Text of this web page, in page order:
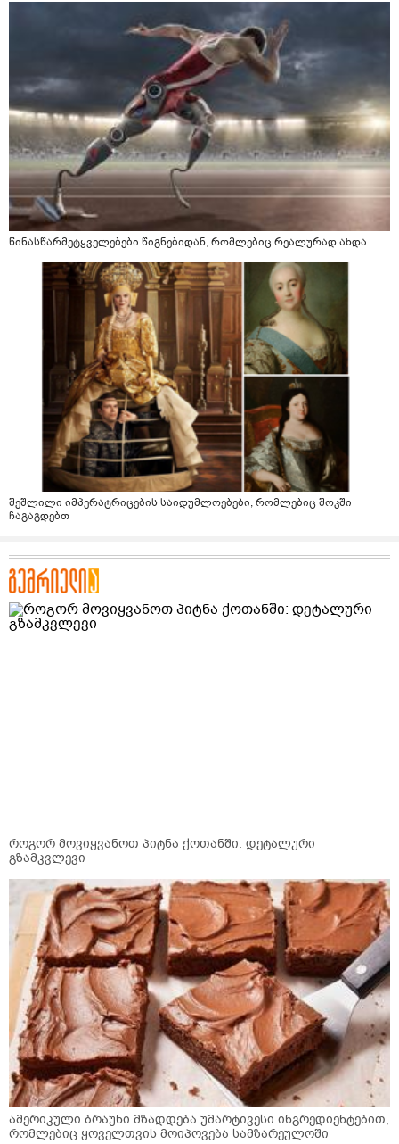
წინასწარმეტყველებები წიგნებიდან, რომლებიც რეალურად ახდა
შეშლილი იმპერატრიცების საიდუმლოებები, რომლებიც შოკში
ჩაგაგდებთ
როგორ მოვიყვანოთ პიტნა ქოთანში: დეტალური
გზამკვლევი
ამერიკული ბრაუნი მზადდება უმარტივესი ინგრედიენტებით,
რომლებიც ყოველთვის მოიპოვება სამზარეულოში